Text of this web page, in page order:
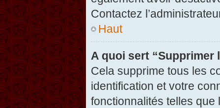
Contactez
Haut
A quoi sert “Supprimer
Cela supprime tous les
identification et votre
fonctionnalités telles que